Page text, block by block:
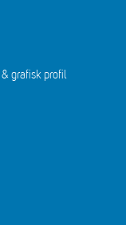
grafisk profil